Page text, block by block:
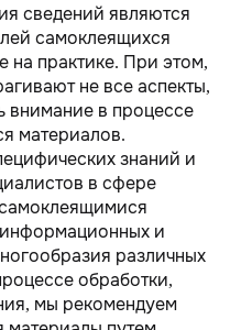
сведений являются
самоклеящихся
на практике. При этом,
не все аспекты,
внимание в процессе
материалов.
знаний и
в сфере
и
различных
обработки,
мы рекомендуем